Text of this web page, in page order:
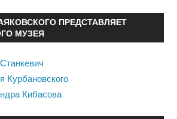
ПРЕДСТАВЛЯЕТ
МУЗЕЯ
Курбановского
Кибасова